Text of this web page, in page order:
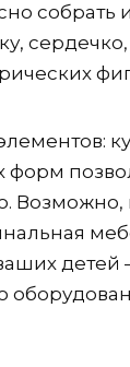
собрать
детей